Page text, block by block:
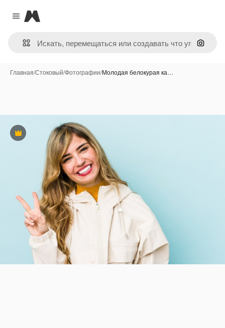
Close menu
Magnific
Поиск
Главная/Стоковый/Фотографии/Молодая белокурая ка…
Премиум